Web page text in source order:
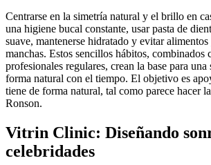
Centrarse en la simetría natural y el brillo en
una higiene bucal constante, usar pasta de
suave, mantenerse hidratado y evitar
manchas. Estos sencillos hábitos, combinados
profesionales regulares, crean la base para
forma natural con el tiempo. El objetivo es
tiene de forma natural, tal como parece hacer
Ronson.
Vitrin Clinic: Diseñando
celebridades